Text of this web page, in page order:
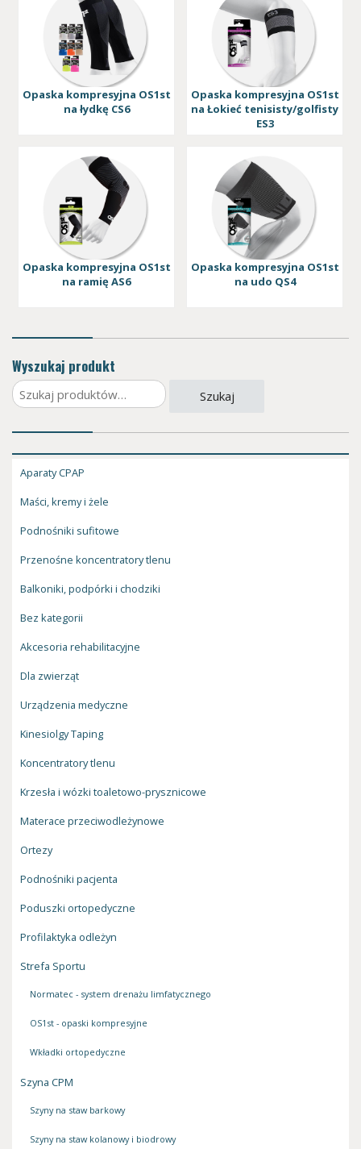
Opaska kompresyjna OS1st
na łydkę CS6
Opaska kompresyjna OS1st
na Łokieć tenisisty/golfisty
ES3
Opaska kompresyjna OS1st
na ramię AS6
Opaska kompresyjna OS1st
na udo QS4
Wyszukaj produkt
Szukaj: Szukaj
Aparaty CPAP
Maści, kremy i żele
Podnośniki sufitowe
Przenośne koncentratory tlenu
Balkoniki, podpórki i chodziki
Bez kategorii
Akcesoria rehabilitacyjne
Dla zwierząt
Urządzenia medyczne
Kinesiolgy Taping
Koncentratory tlenu
Krzesła i wózki toaletowo-prysznicowe
Materace przeciwodleżynowe
Ortezy
Podnośniki pacjenta
Poduszki ortopedyczne
Profilaktyka odleżyn
Strefa Sportu
Normatec - system drenażu limfatycznego
OS1st - opaski kompresyjne
Wkładki ortopedyczne
Szyna CPM
Szyny na staw barkowy
Szyny na staw kolanowy i biodrowy